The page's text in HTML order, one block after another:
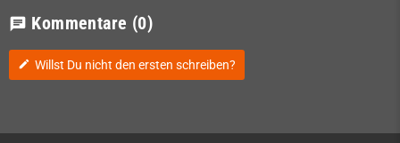
chat Kommentare (0)
edit Willst Du nicht den ersten schreiben?